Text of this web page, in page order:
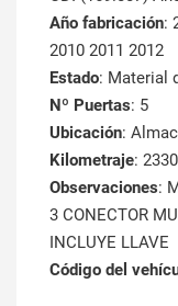
Año fabricación:
2010 2011 2012
Estado: Material
Nº Puertas: 5
Ubicación:
Kilometraje:
Observaciones:
3 CONECTOR
INCLUYE LLAVE
Código del